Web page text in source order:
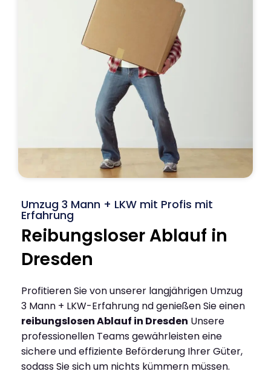
Umzug 3 Mann + LKW mit Profis mit
Erfahrung
Reibungsloser Ablauf in
Dresden
Profitieren Sie von unserer langjährigen Umzug
3 Mann + LKW-Erfahrung nd genießen Sie einen
reibungslosen Ablauf in Dresden Unsere
professionellen Teams gewährleisten eine
sichere und effiziente Beförderung Ihrer Güter,
sodass Sie sich um nichts kümmern müssen.